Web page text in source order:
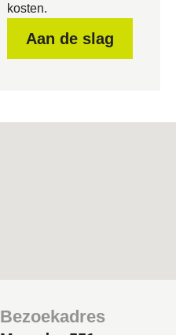
kosten.
Aan de slag
Bezoekadres